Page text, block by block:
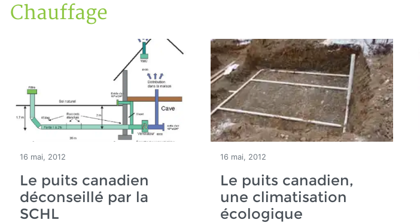
Accueil
En kiosque!
Chauffage
16 mai, 2012
Le puits canadien
déconseillé par la
SCHL
16 mai, 2012
Le puits canadien,
une climatisation
écologique